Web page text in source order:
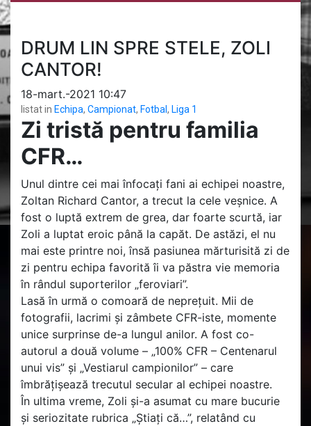
DRUM LIN SPRE STELE, ZOLI
CANTOR!
18-mart.-2021 10:47
listat in Echipa, Campionat, Fotbal, Liga 1
Zi tristă pentru familia
CFR…
Unul dintre cei mai înfocați fani ai echipei noastre,
Zoltan Richard Cantor, a trecut la cele veșnice. A
fost o luptă extrem de grea, dar foarte scurtă, iar
Zoli a luptat eroic până la capăt. De astăzi, el nu
mai este printre noi, însă pasiunea mărturisită zi de
zi pentru echipa favorită îi va păstra vie memoria
în rândul suporterilor „feroviari”.
Lasă în urmă o comoară de neprețuit. Mii de
fotografii, lacrimi și zâmbete CFR-iste, momente
unice surprinse de-a lungul anilor. A fost co-
autorul a două volume – „100% CFR – Centenarul
unui vis” și „Vestiarul campionilor” – care
îmbrățișează trecutul secular al echipei noastre.
În ultima vreme, Zoli și-a asumat cu mare bucurie
și seriozitate rubrica „Știați că…”, relatând cu